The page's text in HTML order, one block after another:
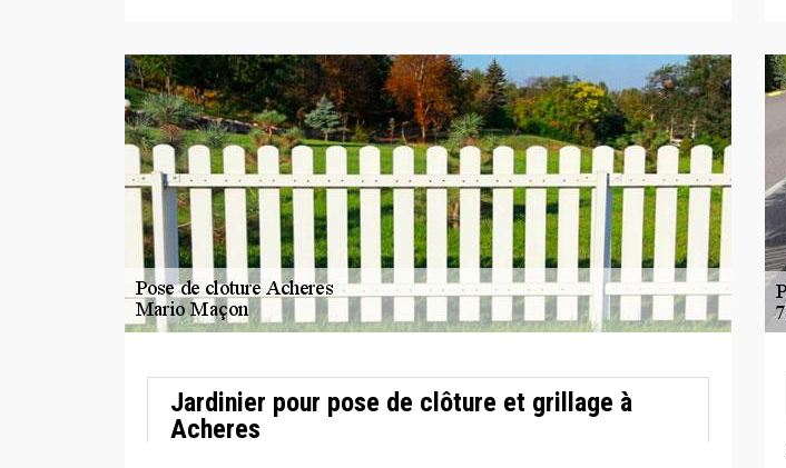
Jardinier pour pose de clôture et grillage à
Acheres